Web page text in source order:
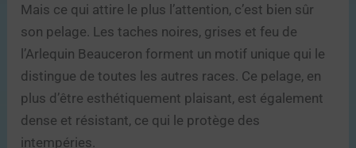
Mais ce qui attire le plus l’attention, c’est bien sûr
son pelage. Les taches noires, grises et feu de
l’Arlequin Beauceron forment un motif unique qui le
distingue de toutes les autres races. Ce pelage, en
plus d’être esthétiquement plaisant, est également
dense et résistant, ce qui le protège des
intempéries.